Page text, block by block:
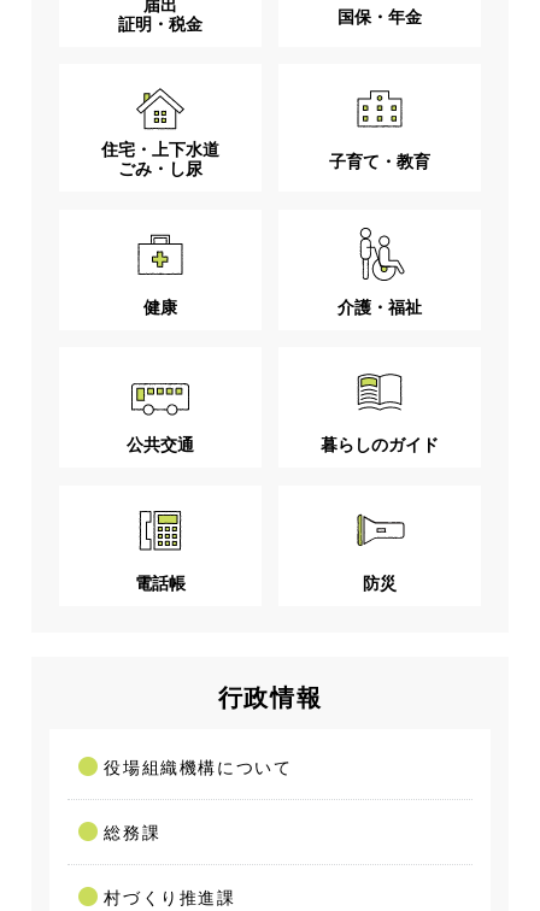
証明・税金
国保・年金
住宅・上下水道
ごみ・し尿
子育て・教育
健康 介護・福祉
公共交通 暮らしのガイド
電話帳 防災
行政情報
役場組織機構について
総務課
村づくり推進課